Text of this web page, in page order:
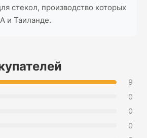
стекол, производство которых
и Таиланде.
9
0
0
0